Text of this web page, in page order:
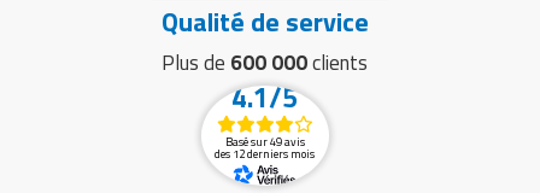
Qualité de service
Plus de 600 000clients
4.1/5
Basé sur 49 avis
des 12 derniers mois